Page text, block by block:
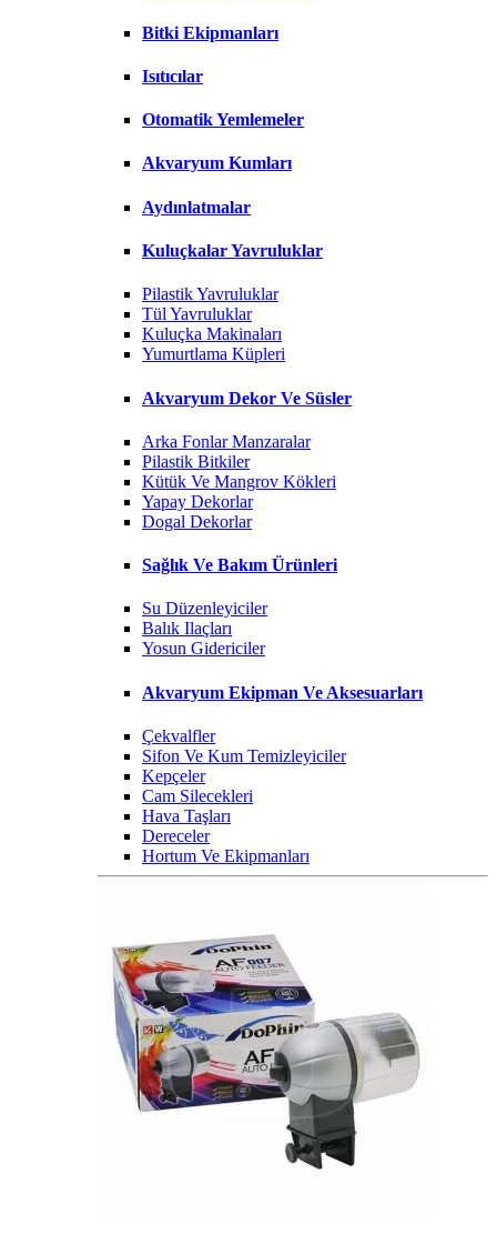
Bitki Ekipmanları
Isıtıcılar
Otomatik Yemlemeler
Akvaryum Kumları
Aydınlatmalar
Kuluçkalar Yavruluklar
Pilastik Yavruluklar
Tül Yavruluklar
Kuluçka Makinaları
Yumurtlama Küpleri
Akvaryum Dekor Ve Süsler
Arka Fonlar Manzaralar
Pilastik Bitkiler
Kütük Ve Mangrov Kökleri
Yapay Dekorlar
Dogal Dekorlar
Sağlık Ve Bakım Ürünleri
Su Düzenleyiciler
Balık Ilaçları
Yosun Gidericiler
Akvaryum Ekipman Ve Aksesuarları
Çekvalfler
Sifon Ve Kum Temizleyiciler
Kepçeler
Cam Silecekleri
Hava Taşları
Dereceler
Hortum Ve Ekipmanları